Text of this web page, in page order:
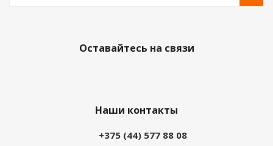
Оставайтесь на связи
Наши контакты
+375 (44) 577 88 08